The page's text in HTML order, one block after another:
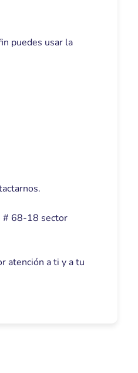
puedes usar la
# 68-18 sector
atención a ti y a tu